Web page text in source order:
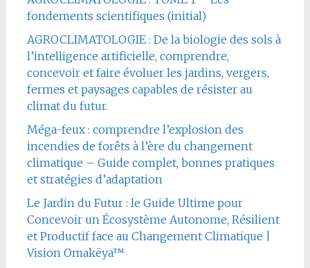
fondements scientifiques (initial)
AGROCLIMATOLOGIE : De la biologie des sols à
l’intelligence artificielle, comprendre,
concevoir et faire évoluer les jardins, vergers,
fermes et paysages capables de résister au
climat du futur.
Méga-feux : comprendre l’explosion des
incendies de forêts à l’ère du changement
climatique – Guide complet, bonnes pratiques
et stratégies d’adaptation
Le Jardin du Futur : le Guide Ultime pour
Concevoir un Écosystème Autonome, Résilient
et Productif face au Changement Climatique |
Vision Omakëya™